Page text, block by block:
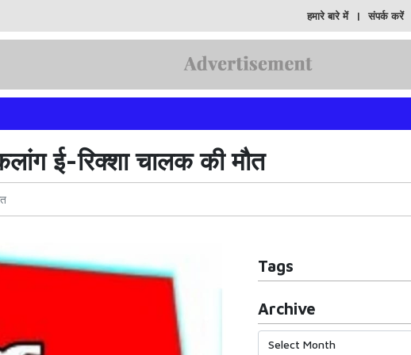
हमारे बारे में संपर्क करें
ई-रिक्शा चालक की मौत
Tags
Archive